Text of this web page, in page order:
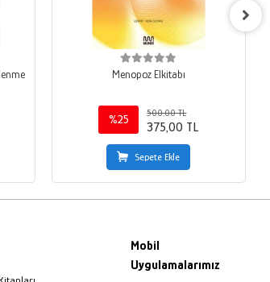
Menopoz Elkitabı
%25
500,00 TL
375,00 TL
Sepete Ekle
Mobil
Uygulamalarımız